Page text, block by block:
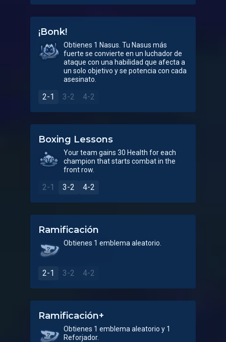
¡Bonk!
Obtienes 1 Nasus. Tu Nasus más
fuerte se convierte en un luchador de
ataque con una habilidad que afecta a
un solo objetivo y se potencia con cada
asesinato.
2-1 3-2 4-2
Boxing Lessons
Your team gains 30 Health for each
champion that starts combat in the
front row.
2-1 3-2 4-2
Ramificación
Obtienes 1 emblema aleatorio.
2-1 3-2 4-2
Ramificación+
Obtienes 1 emblema aleatorio y 1
Reforjador.